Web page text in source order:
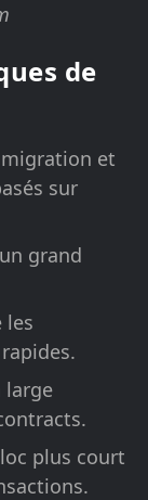
de
et
sur
grand
les
large
plus court